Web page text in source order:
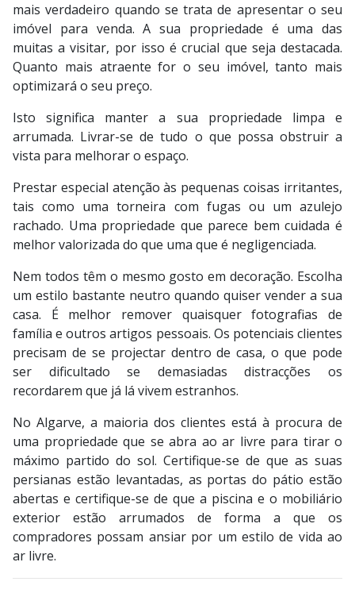
mais verdadeiro quando se trata de apresentar o seu
imóvel para venda. A sua propriedade é uma das
muitas a visitar, por isso é crucial que seja destacada.
Quanto mais atraente for o seu imóvel, tanto mais
optimizará o seu preço.
Isto significa manter a sua propriedade limpa e
arrumada. Livrar-se de tudo o que possa obstruir a
vista para melhorar o espaço.
Prestar especial atenção às pequenas coisas irritantes,
tais como uma torneira com fugas ou um azulejo
rachado. Uma propriedade que parece bem cuidada é
melhor valorizada do que uma que é negligenciada.
Nem todos têm o mesmo gosto em decoração. Escolha
um estilo bastante neutro quando quiser vender a sua
casa. É melhor remover quaisquer fotografias de
família e outros artigos pessoais. Os potenciais clientes
precisam de se projectar dentro de casa, o que pode
ser dificultado se demasiadas distracções os
recordarem que já lá vivem estranhos.
No Algarve, a maioria dos clientes está à procura de
uma propriedade que se abra ao ar livre para tirar o
máximo partido do sol. Certifique-se de que as suas
persianas estão levantadas, as portas do pátio estão
abertas e certifique-se de que a piscina e o mobiliário
exterior estão arrumados de forma a que os
compradores possam ansiar por um estilo de vida ao
ar livre.